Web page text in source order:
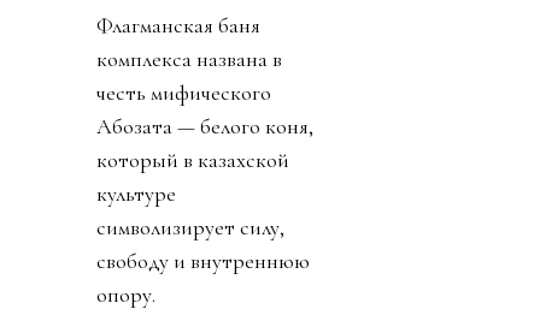
Флагманская баня
комплекса названа в
честь мифического
Ақбозата — белого коня,
который в казахской
культуре
символизирует силу,
свободу и внутреннюю
опору.